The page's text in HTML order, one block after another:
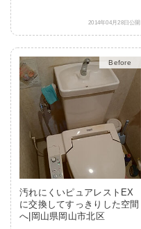
2014年04月28日公開
After
汚れにくいピュアレストEX
に交換してすっきりした空間
へ|岡山県岡山市北区